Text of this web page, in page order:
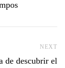
NEXT
de descubrir el